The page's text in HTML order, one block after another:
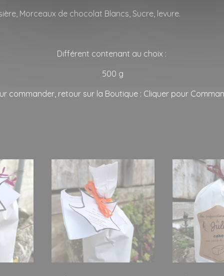
Morceaux de chocolat Blancs, Sucre, levure.
Différent contenant au choix :
500 g
commander, retour sur la Boutique : Cliquer pour